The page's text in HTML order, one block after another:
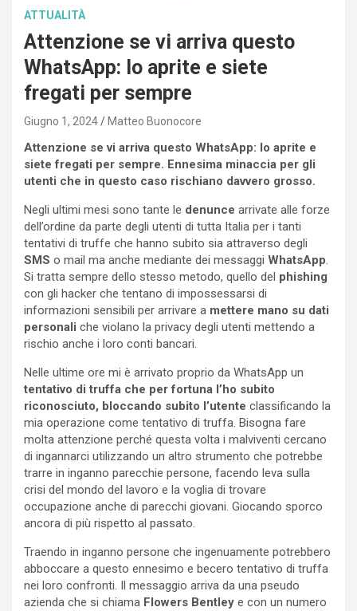
ATTUALITÀ
Attenzione se vi arriva questo
WhatsApp: lo aprite e siete
fregati per sempre
Giugno 1, 2024 Matteo Buonocore
Attenzione se vi arriva questo WhatsApp: lo aprite e
siete fregati per sempre. Ennesima minaccia per gli
utenti che in questo caso rischiano davvero grosso.
Negli ultimi mesi sono tante le denunce arrivate alle forze
dell’ordine da parte degli utenti di tutta Italia per i tanti
tentativi di truffe che hanno subito sia attraverso degli
SMS o mail ma anche mediante dei messaggi WhatsApp.
Si tratta sempre dello stesso metodo, quello del phishing
con gli hacker che tentano di impossessarsi di
informazioni sensibili per arrivare a mettere mano su dati
personali che violano la privacy degli utenti mettendo a
rischio anche i loro conti bancari.
Nelle ultime ore mi è arrivato proprio da WhatsApp un
tentativo di truffa che per fortuna l’ho subito
riconosciuto, bloccando subito l’utente classificando la
mia operazione come tentativo di truffa. Bisogna fare
molta attenzione perché questa volta i malviventi cercano
di ingannarci utilizzando un altro strumento che potrebbe
trarre in inganno parecchie persone, facendo leva sulla
crisi del mondo del lavoro e la voglia di trovare
occupazione anche di parecchi giovani. Giocando sporco
ancora di più rispetto al passato.
Traendo in inganno persone che ingenuamente potrebbero
abboccare a questo ennesimo e becero tentativo di truffa
nei loro confronti. Il messaggio arriva da una pseudo
azienda che si chiama Flowers Bentley e con un numero